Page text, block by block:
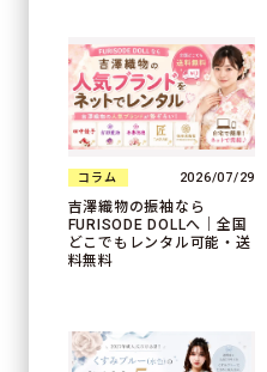
コラム 2026/07/29
吉澤織物の振袖なら
FURISODE DOLLへ｜全国
どこでもレンタル可能・送
料無料